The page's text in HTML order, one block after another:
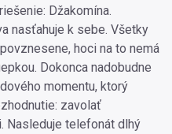
Džakomína.
nasťahuje k sebe. Všetky
hoci na to nemá
Dokonca nadobudne
momentu, ktorý
zavolať
Nasleduje telefonát dlhý